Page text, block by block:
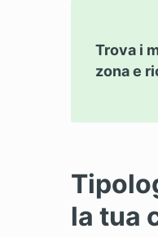
Trova i
zona e
la tua